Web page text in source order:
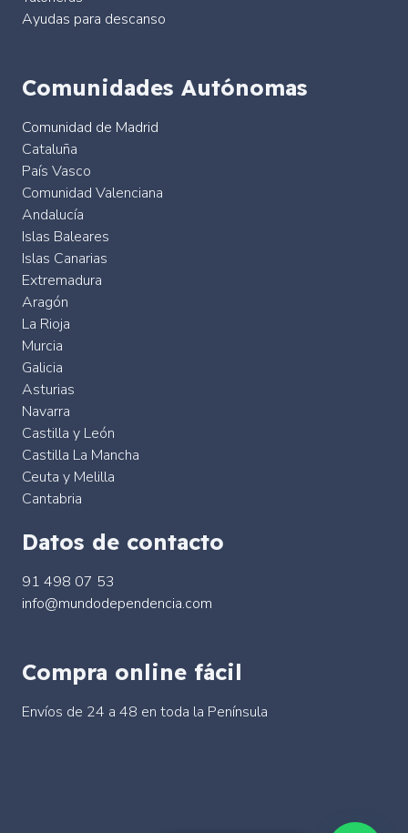
Ayudas para descanso
Comunidades Autónomas
Comunidad de Madrid
Cataluña
País Vasco
Comunidad Valenciana
Andalucía
Islas Baleares
Islas Canarias
Extremadura
Aragón
La Rioja
Murcia
Galicia
Asturias
Navarra
Castilla y León
Castilla La Mancha
Ceuta y Melilla
Cantabria
Datos de contacto
91 498 07 53
info@mundodependencia.com
Compra online fácil
Envíos de 24 a 48 en toda la Península